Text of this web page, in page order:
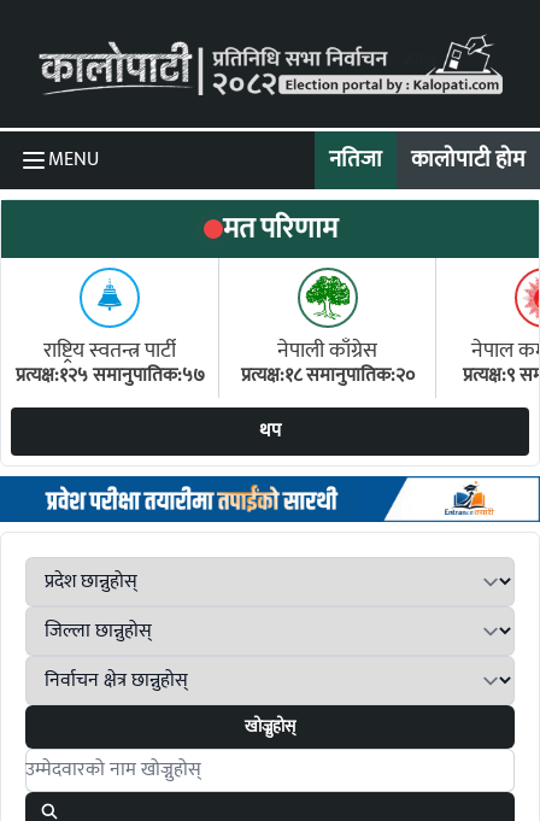
MENU नतिजा कालोपाटी होम
मत परिणाम
राष्ट्रिय स्वतन्त्र पार्टी
प्रत्यक्ष:१२५ समानुपातिक:५७
नेपाली काँग्रेस
प्रत्यक्ष:१८ समानुपातिक:२०
नेपाल
प्रत्यक्ष:९
थप
खोज्नुहोस्
Search candidates